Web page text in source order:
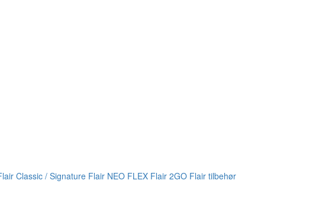
Classic / Signature Flair NEO FLEX Flair 2GO Flair tilbehør